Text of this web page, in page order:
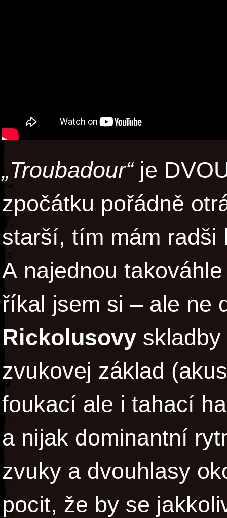
„Troubadour“je
zpočátku pořádně
starší, tím mám radši
A najednou
říkal jsem si – ale ne
Rickolusovy
zvukovej základ
foukací ale i tahací
a nijak dominantní
zvuky a dvouhlasy
pocit, že by se